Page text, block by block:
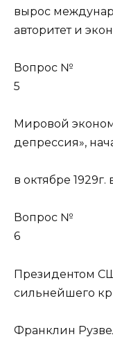
вырос
авторитет и
Вопрос №
5
Мировой
депрессия»,
в октябре 1929г.
Вопрос №
6
Президентом
сильнейшего
Франклин